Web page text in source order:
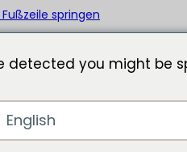
Fußzeile springen
detected you might be
English